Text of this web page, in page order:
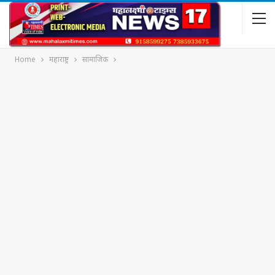
Home महाराष्ट्र सामाजिक